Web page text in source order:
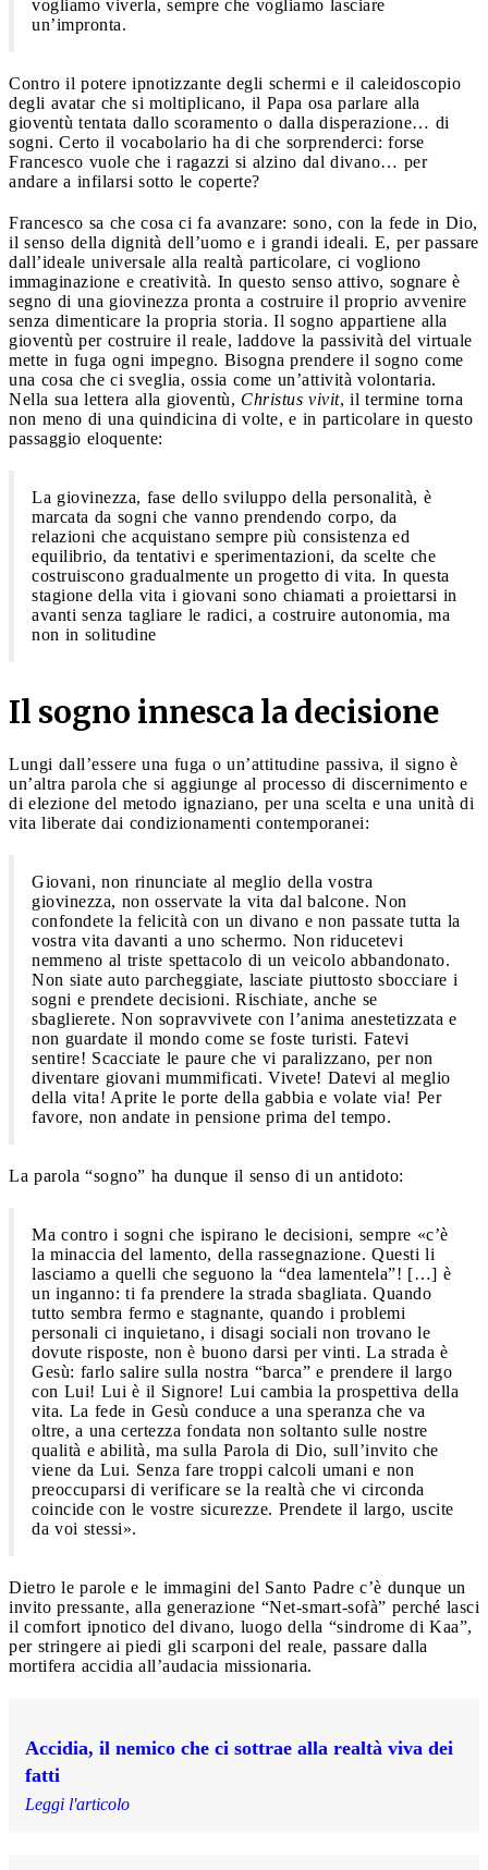
vogliamo viverla, sempre che vogliamo lasciare
un’impronta.
Contro il potere ipnotizzante degli schermi e il caleidoscopio
degli avatar che si moltiplicano, il Papa osa parlare alla
gioventù tentata dallo scoramento o dalla disperazione… di
sogni. Certo il vocabolario ha di che sorprenderci: forse
Francesco vuole che i ragazzi si alzino dal divano… per
andare a infilarsi sotto le coperte?
Francesco sa che cosa ci fa avanzare: sono, con la fede in Dio,
il senso della dignità dell’uomo e i grandi ideali. E, per passare
dall’ideale universale alla realtà particolare, ci vogliono
immaginazione e creatività. In questo senso attivo, sognare è
segno di una giovinezza pronta a costruire il proprio avvenire
senza dimenticare la propria storia. Il sogno appartiene alla
gioventù per costruire il reale, laddove la passività del virtuale
mette in fuga ogni impegno. Bisogna prendere il sogno come
una cosa che ci sveglia, ossia come un’attività volontaria.
Nella sua lettera alla gioventù, Christus vivit, il termine torna
non meno di una quindicina di volte, e in particolare in questo
passaggio eloquente:
La giovinezza, fase dello sviluppo della personalità, è
marcata da sogni che vanno prendendo corpo, da
relazioni che acquistano sempre più consistenza ed
equilibrio, da tentativi e sperimentazioni, da scelte che
costruiscono gradualmente un progetto di vita. In questa
stagione della vita i giovani sono chiamati a proiettarsi in
avanti senza tagliare le radici, a costruire autonomia, ma
non in solitudine
Il sogno innesca la decisione
Lungi dall’essere una fuga o un’attitudine passiva, il signo è
un’altra parola che si aggiunge al processo di discernimento e
di elezione del metodo ignaziano, per una scelta e una unità di
vita liberate dai condizionamenti contemporanei:
Giovani, non rinunciate al meglio della vostra
giovinezza, non osservate la vita dal balcone. Non
confondete la felicità con un divano e non passate tutta la
vostra vita davanti a uno schermo. Non riducetevi
nemmeno al triste spettacolo di un veicolo abbandonato.
Non siate auto parcheggiate, lasciate piuttosto sbocciare i
sogni e prendete decisioni. Rischiate, anche se
sbaglierete. Non sopravvivete con l’anima anestetizzata e
non guardate il mondo come se foste turisti. Fatevi
sentire! Scacciate le paure che vi paralizzano, per non
diventare giovani mummificati. Vivete! Datevi al meglio
della vita! Aprite le porte della gabbia e volate via! Per
favore, non andate in pensione prima del tempo.
La parola “sogno” ha dunque il senso di un antidoto:
Ma contro i sogni che ispirano le decisioni, sempre «c’è
la minaccia del lamento, della rassegnazione. Questi li
lasciamo a quelli che seguono la “dea lamentela”! […] è
un inganno: ti fa prendere la strada sbagliata. Quando
tutto sembra fermo e stagnante, quando i problemi
personali ci inquietano, i disagi sociali non trovano le
dovute risposte, non è buono darsi per vinti. La strada è
Gesù: farlo salire sulla nostra “barca” e prendere il largo
con Lui! Lui è il Signore! Lui cambia la prospettiva della
vita. La fede in Gesù conduce a una speranza che va
oltre, a una certezza fondata non soltanto sulle nostre
qualità e abilità, ma sulla Parola di Dio, sull’invito che
viene da Lui. Senza fare troppi calcoli umani e non
preoccuparsi di verificare se la realtà che vi circonda
coincide con le vostre sicurezze. Prendete il largo, uscite
da voi stessi».
Dietro le parole e le immagini del Santo Padre c’è dunque un
invito pressante, alla generazione “Net-smart-sofà” perché lasci
il comfort ipnotico del divano, luogo della “sindrome di Kaa”,
per stringere ai piedi gli scarponi del reale, passare dalla
mortifera accidia all’audacia missionaria.
Accidia, il nemico che ci sottrae alla realtà viva dei
fatti
Leggi l'articolo